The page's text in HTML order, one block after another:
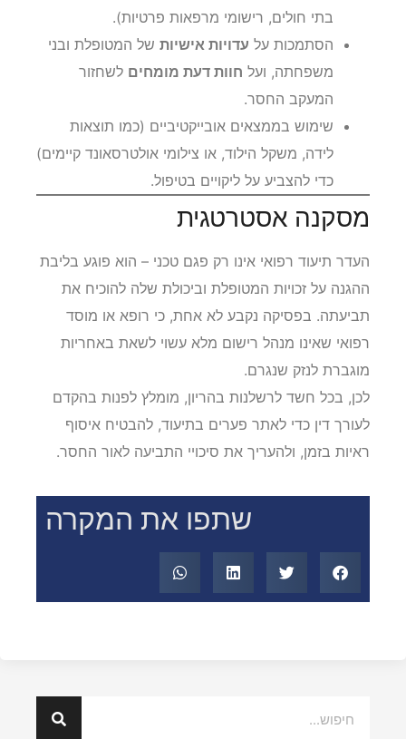
בתי חולים, רישומי מרפאות פרטיות).
הסתמכות על עדויות אישיות של המטופלת ובני
משפחתה, ועל חוות דעת מומחים לשחזור
המעקב החסר.
שימוש בממצאים אובייקטיביים (כמו תוצאות
לידה, משקל הילוד, או צילומי אולטרסאונד קיימים)
כדי להצביע על ליקויים בטיפול.
מסקנה אסטרטגית
העדר תיעוד רפואי אינו רק פגם טכני – הוא פוגע בליבת
ההגנה על זכויות המטופלת וביכולת שלה להוכיח את
תביעתה. בפסיקה נקבע לא אחת, כי רופא או מוסד
רפואי שאינו מנהל רישום מלא עשוי לשאת באחריות
מוגברת לנזק שנגרם.
לכן, בכל חשד לרשלנות בהריון, מומלץ לפנות בהקדם
לעורך דין כדי לאתר פערים בתיעוד, להבטיח איסוף
ראיות בזמן, ולהעריך את סיכויי התביעה לאור החסר.
שתפו את המקרה